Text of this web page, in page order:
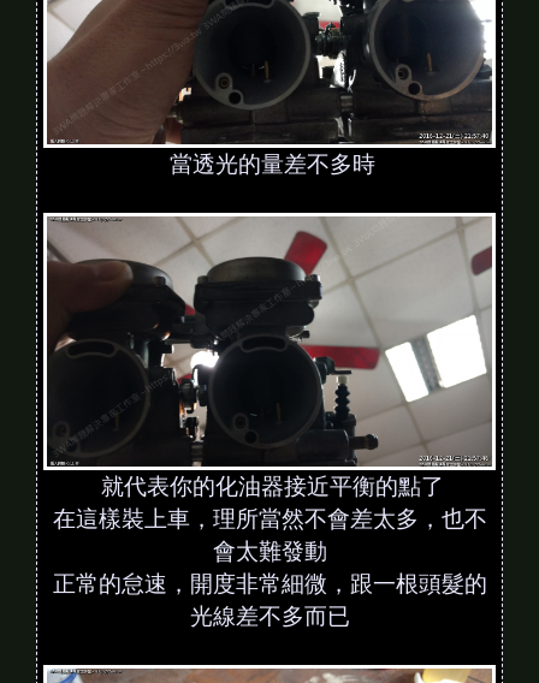
當透光的量差不多時
就代表你的化油器接近平衡的點了
在這樣裝上車，理所當然不會差太多，也不
會太難發動
正常的怠速，開度非常細微，跟一根頭髮的
光線差不多而已